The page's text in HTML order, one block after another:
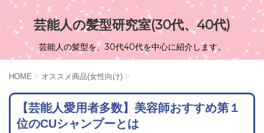
芸能人の髪型研究室(30代、40代)
芸能人の髪型を、30代40代を中心に紹介します。
HOME > オススメ商品(女性向け) >
【芸能人愛用者多数】美容師おすすめ第１
位のCUシャンプーとは